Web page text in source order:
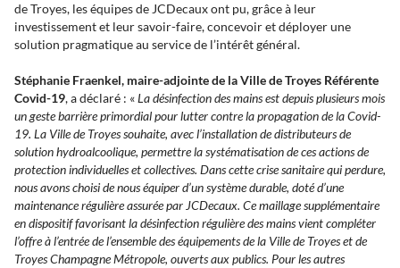
de Troyes, les équipes de JCDecaux ont pu, grâce à leur
investissement et leur savoir-faire, concevoir et déployer une
solution pragmatique au service de l’intérêt général.
Stéphanie Fraenkel, maire-adjointe de la Ville de Troyes Référente
Covid-19, a déclaré : «La désinfection des mains est depuis plusieurs mois
un geste barrière primordial pour lutter contre la propagation de la Covid-
19. La Ville de Troyes souhaite, avec l’installation de distributeurs de
solution hydroalcoolique, permettre la systématisation de ces actions de
protection individuelles et collectives. Dans cette crise sanitaire qui perdure,
nous avons choisi de nous équiper d’un système durable, doté d’une
maintenance régulière assurée par JCDecaux. Ce maillage supplémentaire
en dispositif favorisant la désinfection régulière des mains vient compléter
l’offre à l’entrée de l’ensemble des équipements de la Ville de Troyes et de
Troyes Champagne Métropole, ouverts aux publics. Pour les autres